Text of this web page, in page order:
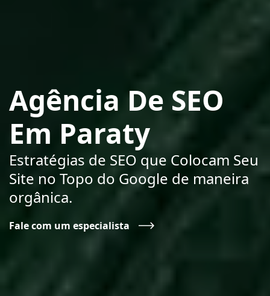
Agência De SEO
Em Paraty
Estratégias de SEO que Colocam Seu
Site no Topo do Google de maneira
orgânica.
Fale com um especialista